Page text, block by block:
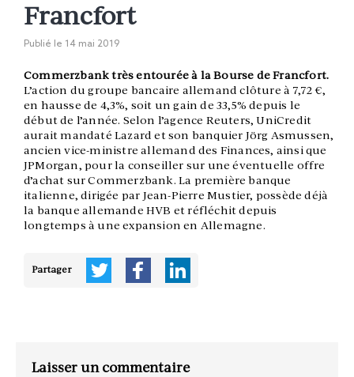
Francfort
Publié le 14 mai 2019
Commerzbank très entourée à la Bourse de Francfort.
L’action du groupe bancaire allemand clôture à 7,72 €,
en hausse de 4,3%, soit un gain de 33,5% depuis le
début de l’année. Selon l’agence Reuters, UniCredit
aurait mandaté Lazard et son banquier Jörg Asmussen,
ancien vice-ministre allemand des Finances, ainsi que
JPMorgan, pour la conseiller sur une éventuelle offre
d’achat sur Commerzbank. La première banque
italienne, dirigée par Jean-Pierre Mustier, possède déjà
la banque allemande HVB et réfléchit depuis
longtemps à une expansion en Allemagne.
Partager
Laisser un commentaire